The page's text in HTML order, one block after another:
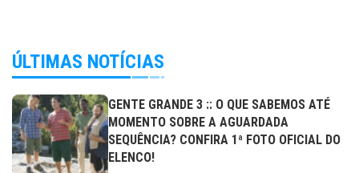
ÚLTIMAS NOTÍCIAS
GENTE GRANDE 3 :: O QUE SABEMOS ATÉ
MOMENTO SOBRE A AGUARDADA
SEQUÊNCIA? CONFIRA 1ª FOTO OFICIAL DO
ELENCO!